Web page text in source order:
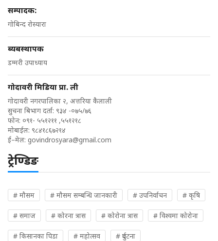
सम्पादक:
गोबिन्द रोस्यारा
ब्यबस्थापक
डम्मरी उपाध्याय
गोदावरी मिडिया प्रा. ली
गोदावरी नगरपालिका २, अत्तरिया कैलाली
सुचना बिभाग दर्ता: ९३४ -०७५/७६
फोन: ०९१- ५५१२११ ,५५१२१८
मोबाईल: ९८४१८६७२१४
ई–मेल: govindrosyara@gmail.com
ट्रेण्डिङ
# मौसम # मौसम सम्बन्धि जानकारी # उपनिर्वाचन # कृषि
# समाज # कोरना त्रास # कोरोना त्रास # विश्वमा कोरोना
# किसानका पिडा # महोत्सव # दुर्घटना